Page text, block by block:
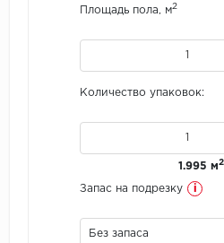
Площадь пола, м2
Количество упаковок:
1.995 м2
Запас на подрезку i
Без запаса